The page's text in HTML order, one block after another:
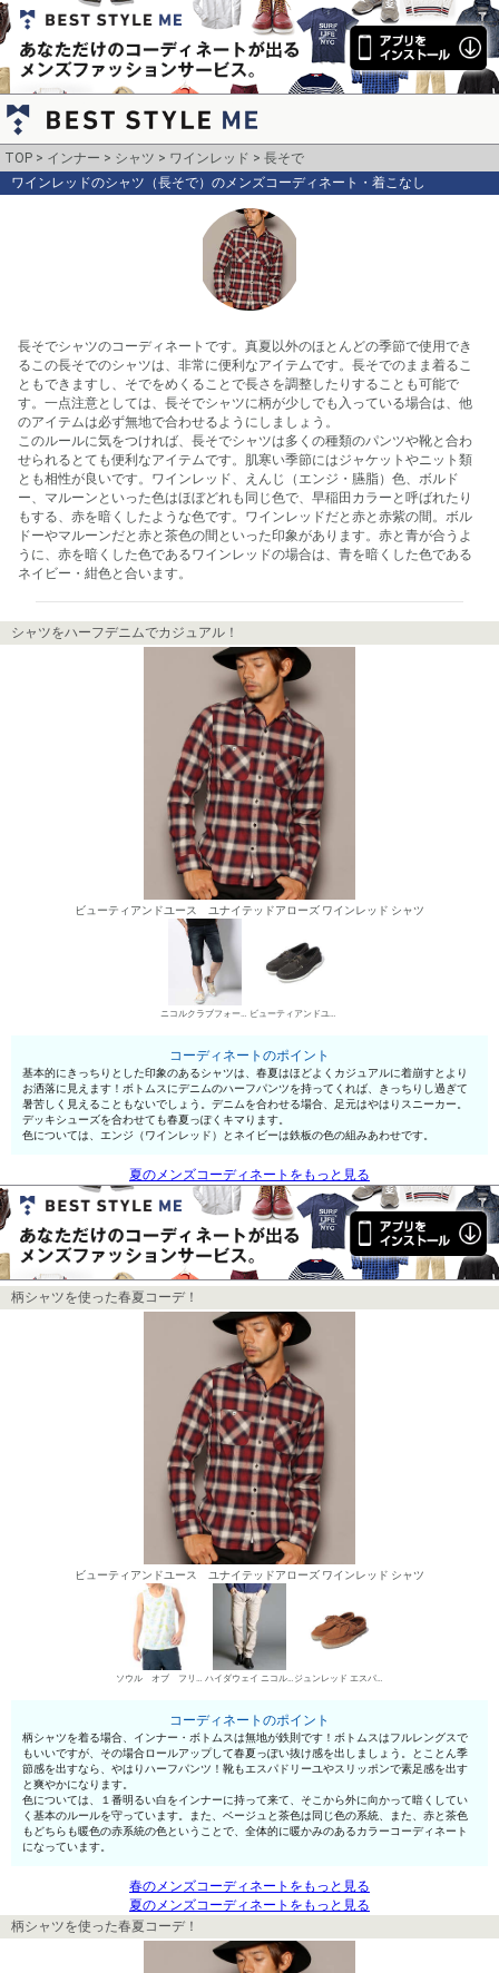
TOP インナー シャツ ワインレッド
長そで
ワインレッドのシャツ（長そで）のメンズコーディネート・着こなし
長そでシャツのコーディネートです。真夏以外のほとんどの季節で使用でき
るこの長そでのシャツは、非常に便利なアイテムです。長そでのまま着るこ
ともできますし、そでをめくることで長さを調整したりすることも可能で
す。一点注意としては、長そでシャツに柄が少しでも入っている場合は、他
のアイテムは必ず無地で合わせるようにしましょう。
このルールに気をつければ、長そでシャツは多くの種類のパンツや靴と合わ
せられるとても便利なアイテムです。肌寒い季節にはジャケットやニット類
とも相性が良いです。ワインレッド、えんじ（エンジ・臙脂）色、ボルド
ー、マルーンといった色はほぼどれも同じ色で、早稲田カラーと呼ばれたり
もする、赤を暗くしたような色です。ワインレッドだと赤と赤紫の間。ボル
ドーやマルーンだと赤と茶色の間といった印象があります。赤と青が合うよ
うに、赤を暗くした色であるワインレッドの場合は、青を暗くした色である
ネイビー・紺色と合います。
シャツをハーフデニムでカジュアル！
ビューティアンドユース ユナイテッドアローズ ワインレッド シャツ
ニコルクラブフォーメン デニムパンツ・ジーンズ ビューティアンドユース ユナイテッドアローズ デッキシューズ
コーディネートのポイント
基本的にきっちりとした印象のあるシャツは、春夏はほどよくカジュアルに着崩すとより
お洒落に見えます！ボトムスにデニムのハーフパンツを持ってくれば、きっちりし過ぎて
暑苦しく見えることもないでしょう。デニムを合わせる場合、足元はやはりスニーカー。
デッキシューズを合わせても春夏っぽくキマります。
色については、エンジ（ワインレッド）とネイビーは鉄板の色の組みあわせです。
夏のメンズコーディネートをもっと見る
柄シャツを使った春夏コーデ！
ビューティアンドユース ユナイテッドアローズ ワインレッド シャツ
ソウル オブ フリーダム！ タンクトップ ハイダウェイ ニコル デニムパンツ・ジーンズ ジュンレッド エスパドリーユ
コーディネートのポイント
柄シャツを着る場合、インナー・ボトムスは無地が鉄則です！ボトムスはフルレングスで
もいいですが、その場合ロールアップして春夏っぽい抜け感を出しましょう。とことん季
節感を出すなら、やはりハーフパンツ！靴もエスパドリーユやスリッポンで素足感を出す
と爽やかになります。
色については、１番明るい白をインナーに持って来て、そこから外に向かって暗くしてい
く基本のルールを守っています。また、ベージュと茶色は同じ色の系統、また、赤と茶色
もどちらも暖色の赤系統の色ということで、全体的に暖かみのあるカラーコーディネート
になっています。
春のメンズコーディネートをもっと見る
夏のメンズコーディネートをもっと見る
柄シャツを使った春夏コーデ！